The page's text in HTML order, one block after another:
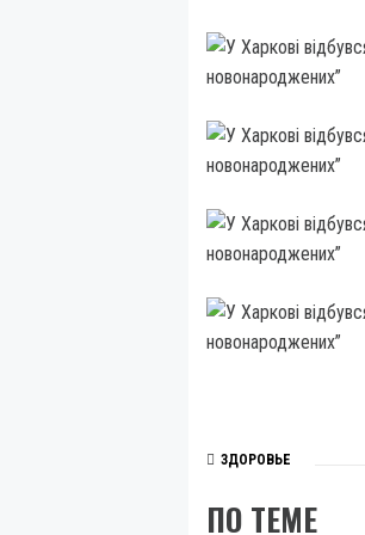
ЗДОРОВЬЕ
ПО ТЕМЕ